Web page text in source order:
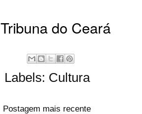
Tribuna do Ceará
Labels: Cultura
Postagem mais recente